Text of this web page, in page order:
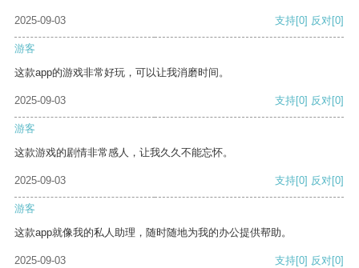
2025-09-03 支持[0] 反对[0]
游客
这款app的游戏非常好玩，可以让我消磨时间。
2025-09-03 支持[0] 反对[0]
游客
这款游戏的剧情非常感人，让我久久不能忘怀。
2025-09-03 支持[0] 反对[0]
游客
这款app就像我的私人助理，随时随地为我的办公提供帮助。
2025-09-03 支持[0] 反对[0]